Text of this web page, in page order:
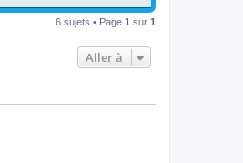
6 sujets • Page 1 sur 1
Aller à